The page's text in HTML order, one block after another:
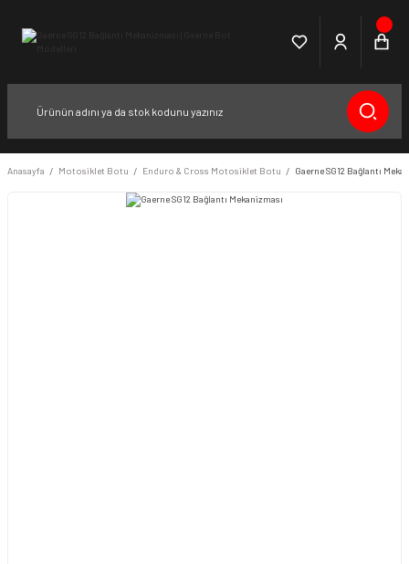
Anasayfa Motosiklet Botu Enduro & Cross Motosiklet Botu Gaerne SG12 Bağlantı